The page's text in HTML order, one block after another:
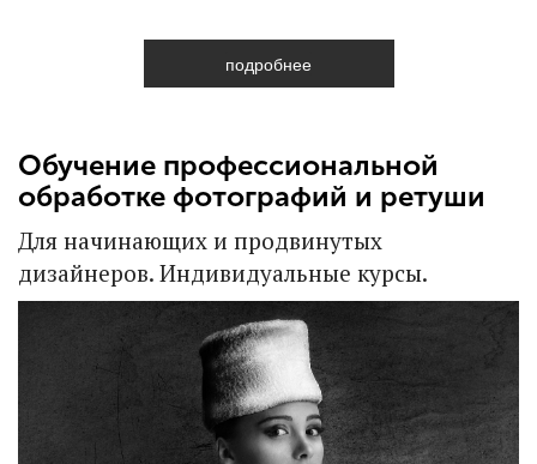
подробнее
Обучение профессиональной
обработке фотографий и ретуши
Для начинающих и продвинутых
дизайнеров. Индивидуальные курсы.